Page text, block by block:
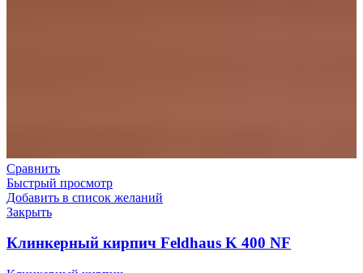
Сравнить
Быстрый просмотр
Добавить в список желаний
Закрыть
Клинкерный кирпич Feldhaus K 400 NF